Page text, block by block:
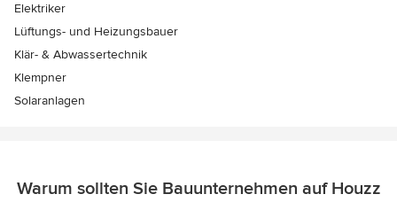
Elektriker
Lüftungs- und Heizungsbauer
Klär- & Abwassertechnik
Klempner
Solaranlagen
Warum sollten Sie Bauunternehmen auf Houzz